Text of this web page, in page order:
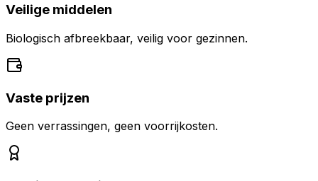
Veilige middelen
Biologisch afbreekbaar, veilig voor gezinnen.
Vaste prijzen
Geen verrassingen, geen voorrijkosten.